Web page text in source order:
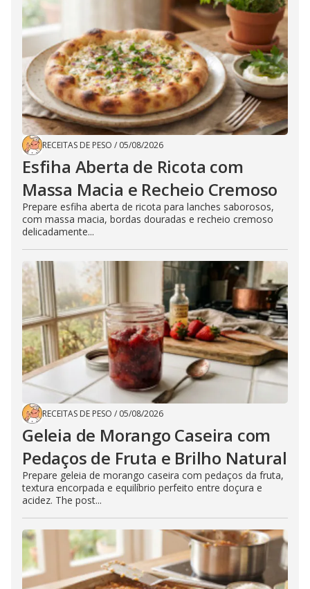
RECEITAS DE PESO / 05/08/2026
Esfiha Aberta de Ricota com
Massa Macia e Recheio Cremoso
Prepare esfiha aberta de ricota para lanches saborosos,
com massa macia, bordas douradas e recheio cremoso
delicadamente...
RECEITAS DE PESO / 05/08/2026
Geleia de Morango Caseira com
Pedaços de Fruta e Brilho Natural
Prepare geleia de morango caseira com pedaços da fruta,
textura encorpada e equilíbrio perfeito entre doçura e
acidez. The post...